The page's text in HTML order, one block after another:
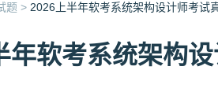
题 > 2026上半年软考系统架构设计师考试
年软考系统架构